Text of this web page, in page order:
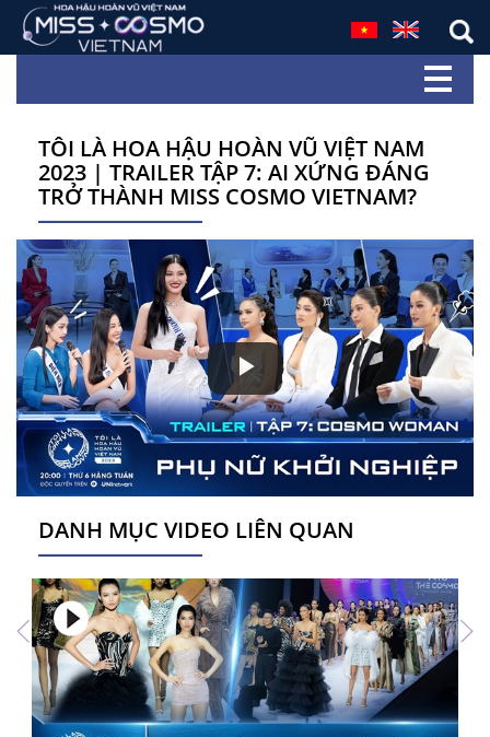
TÔI LÀ HOA HẬU HOÀN VŨ VIỆT NAM
2023 | TRAILER TẬP 7: AI XỨNG ĐÁNG
TRỞ THÀNH MISS COSMO VIETNAM?
Play
Video
DANH MỤC VIDEO LIÊN QUAN